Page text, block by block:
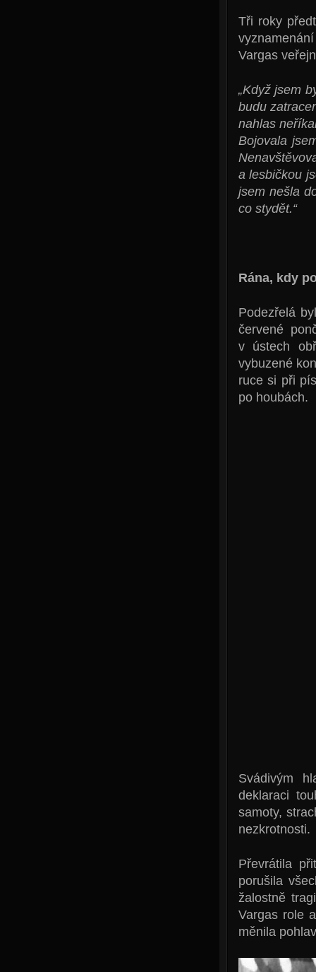
Tři roky
Vargas
„Když jsem
budu
nahlas
Bojovala
a lesbičkou
jsem nešla
co stydět.“
Rána, kdy
Podezřelá
červené
v ústech
vybuzené
ruce si při
po houbách.
Svádivým
deklaraci
samoty,
nezkrotnosti.
Převrátila
porušila
žalostně
Vargas role
měnila